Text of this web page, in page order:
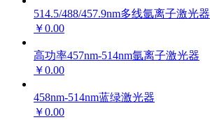
514.5/488/457.9nm多线氩离子激光器
￥0.00
高功率457nm-514nm氩离子激光器
￥0.00
458nm-514nm蓝绿激光器
￥0.00